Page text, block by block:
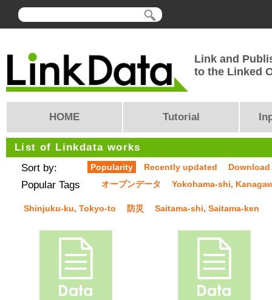
Link and
to the Linked
HOME Tutorial
List of Linkdata works
Sort by:
Popularity Recently updated
Popular Tags オープンデータ Yokohama-shi,
Shinjuku-ku, Tokyo-to 防災 Saitama-shi, Saitama-ken